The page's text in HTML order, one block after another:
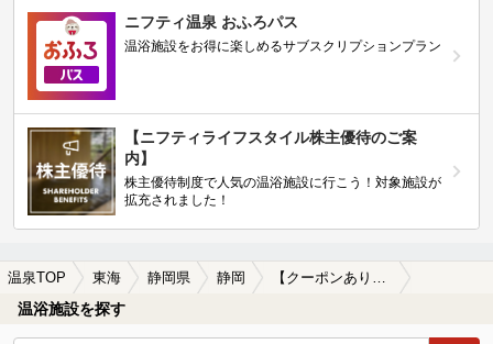
ニフティ温泉 おふろパス
温浴施設をお得に楽しめるサブスクリプションプラン
【ニフティライフスタイル株主優待のご案
内】
株主優待制度で人気の温浴施設に行こう！対象施設が
拡充されました！
温泉TOP 東海 静岡県 静岡 【クーポンあり】切り傷に効能がある静岡の温泉、日帰り温泉、スーパー銭湯おすすめ
温浴施設を探す